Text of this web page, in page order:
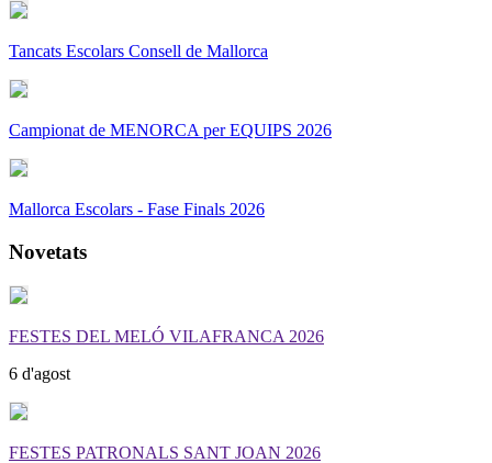
Tancats Escolars Consell de Mallorca
Campionat de MENORCA per EQUIPS 2026
Mallorca Escolars - Fase Finals 2026
Novetats
FESTES DEL MELÓ VILAFRANCA 2026
6 d'agost
FESTES PATRONALS SANT JOAN 2026